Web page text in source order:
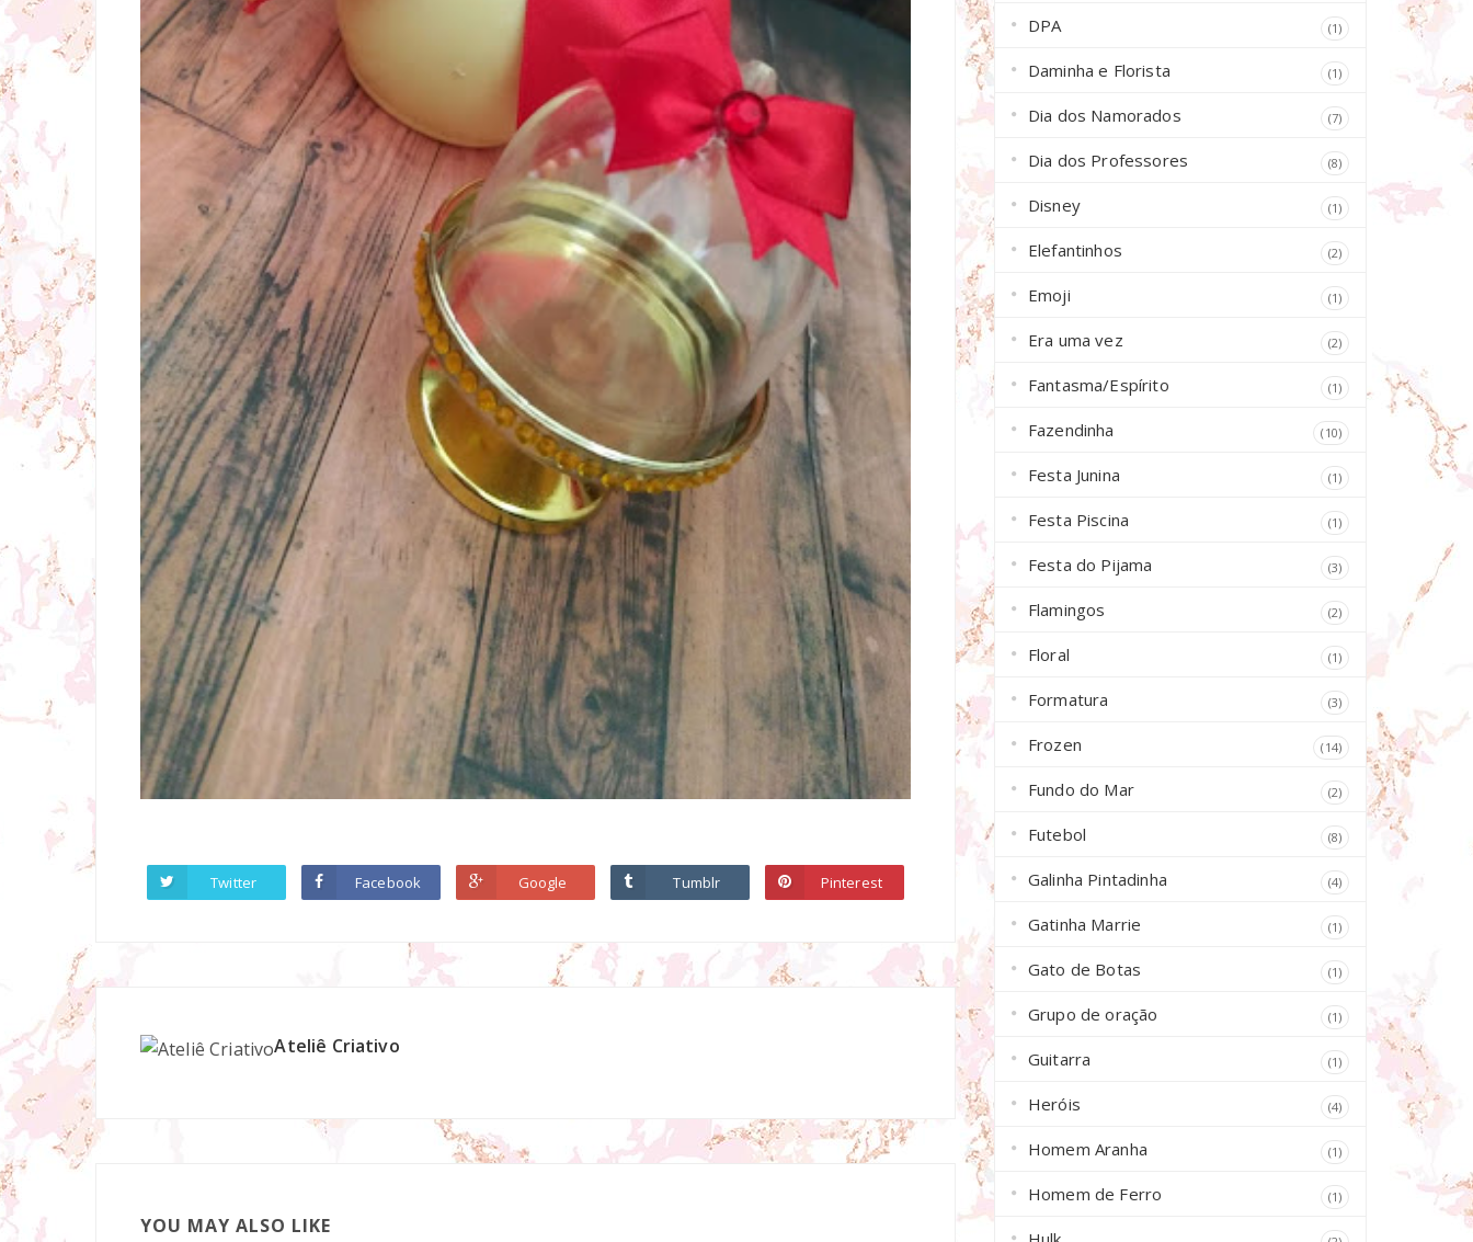
Twitter Facebook Google Tumblr Pinterest
Ateliê Criativo
YOU MAY ALSO LIKE
DPA (1)
Daminha e Florista (1)
Dia dos Namorados (7)
Dia dos Professores (8)
Disney (1)
Elefantinhos (2)
Emoji (1)
Era uma vez (2)
Fantasma/Espírito (1)
Fazendinha (10)
Festa Junina (1)
Festa Piscina (1)
Festa do Pijama (3)
Flamingos (2)
Floral (1)
Formatura (3)
Frozen (14)
Fundo do Mar (2)
Futebol (8)
Galinha Pintadinha (4)
Gatinha Marrie (1)
Gato de Botas (1)
Grupo de oração (1)
Guitarra (1)
Heróis (4)
Homem Aranha (1)
Homem de Ferro (1)